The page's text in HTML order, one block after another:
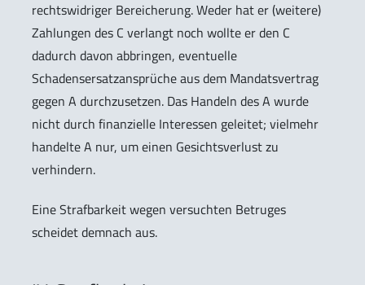
rechtswidriger Bereicherung. Weder hat er (weitere)
Zahlungen des C verlangt noch wollte er den C
dadurch davon abbringen, eventuelle
Schadensersatzansprüche aus dem Mandatsvertrag
gegen A durchzusetzen. Das Handeln des A wurde
nicht durch finanzielle Interessen geleitet; vielmehr
handelte A nur, um einen Gesichtsverlust zu
verhindern.
Eine Strafbarkeit wegen versuchten Betruges
scheidet demnach aus.